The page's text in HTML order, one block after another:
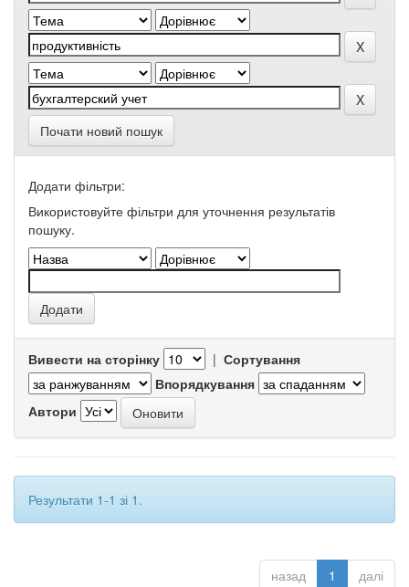
Почати новий пошук
Додати фільтри:
Використовуйте фільтри для уточнення результатів
пошуку.
Вивести на сторінку | Сортування
Впорядкування
Автори
Результати 1-1 зі 1.
назад 1 далі